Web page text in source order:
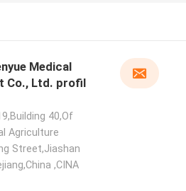
Medical
Co., Ltd. profil
40,Of
Agriculture
Street,Jiashan
,CINA